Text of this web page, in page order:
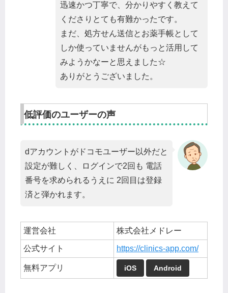
迅速かつ丁寧で、分かりやすく教えて
くださりとても有難かったです。
まだ、処方せん送信とお薬手帳として
しか使っていませんがもっと活用して
みようかなーと思えました☆
ありがとうございました。
低評価のユーザーの声
dアカウントがドコモユーザー以外だと
設定が難しく、ログインで2回も 電話
番号を求められるうえに 2回目は登録
済と弾かれます。
運営会社 株式会社メドレー
公式サイト https://clinics-app.com/
無料アプリ iOS Android